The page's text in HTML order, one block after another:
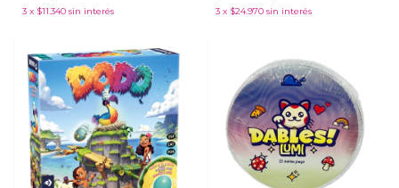
3 x $11.340 sin interés
3 x $24.970 sin interés